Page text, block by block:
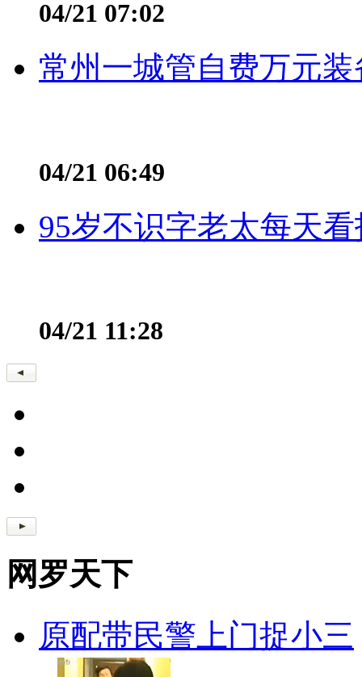
04/21 07:02
常州一城管自费万元
04/21 06:49
95岁不识字老太每天
04/21 11:28
网罗天下
原配带民警上门捉小三